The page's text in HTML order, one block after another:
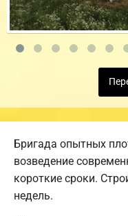
Бригада опытных
возведение
короткие сроки.
недель.